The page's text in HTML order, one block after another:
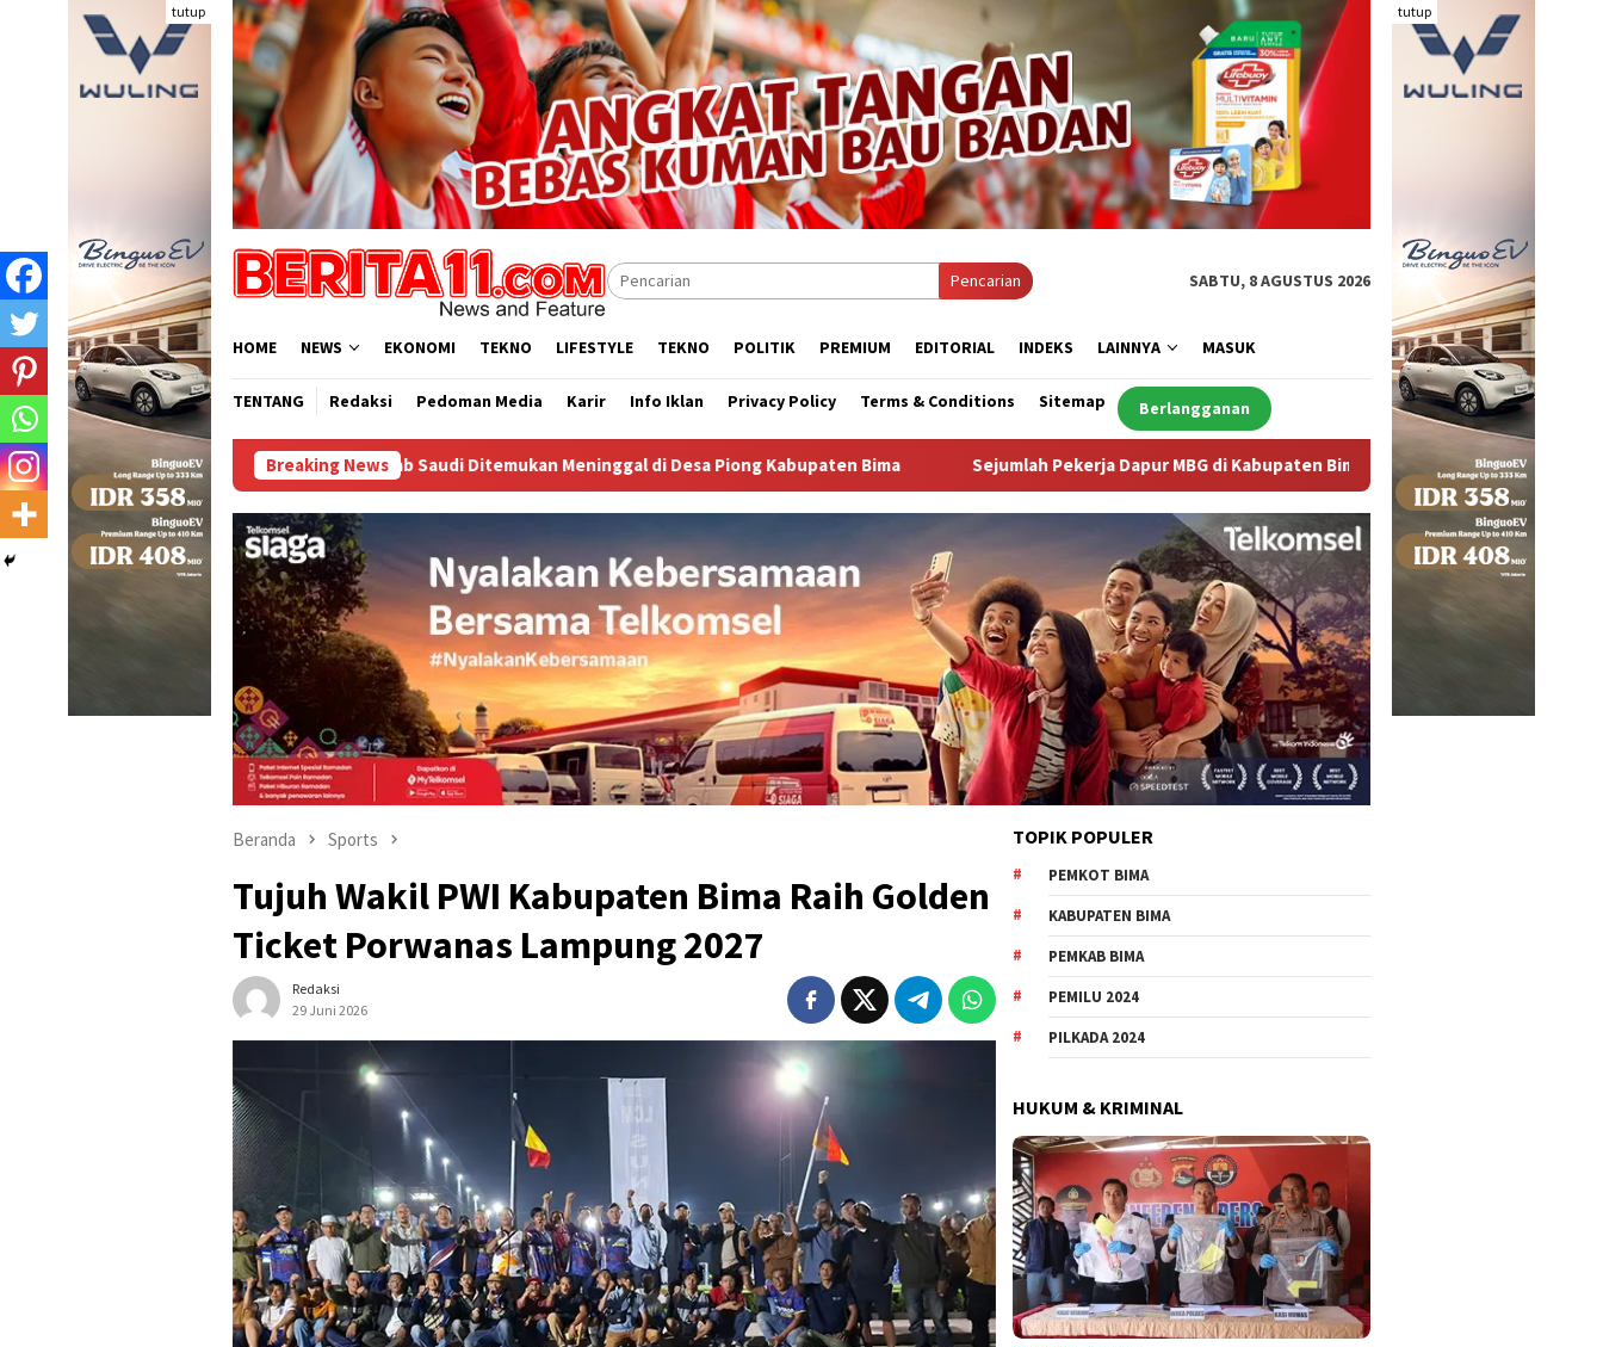
tutup tutup
Pencarian SABTU, 8 AGUSTUS 2026
HOME NEWS EKONOMI TEKNO LIFESTYLE TEKNO POLITIK PREMIUM EDITORIAL INDEKS LAINNYA MASUK
TENTANG Redaksi Pedoman Media Karir Info Iklan Privacy Policy Terms & Conditions Sitemap Berlangganan
Breaking News
WNA Asal Arab Saudi Ditemukan Meninggal di Desa Piong Kabupaten Bima Sejumlah Pekerja Dapur MBG di Kabupaten Bima Dilaporkan Positif Hepatitis, Puskesmas
Beranda Sports
Tujuh Wakil PWI Kabupaten Bima Raih Golden
Ticket Porwanas Lampung 2027
Redaksi
29 Juni 2026
TOPIK POPULER
PEMKOT BIMA
KABUPATEN BIMA
PEMKAB BIMA
PEMILU 2024
PILKADA 2024
HUKUM & KRIMINAL